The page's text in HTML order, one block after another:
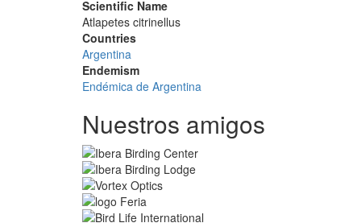
Scientific Name
Atlapetes citrinellus
Countries
Argentina
Endemism
Endémica de Argentina
Nuestros amigos